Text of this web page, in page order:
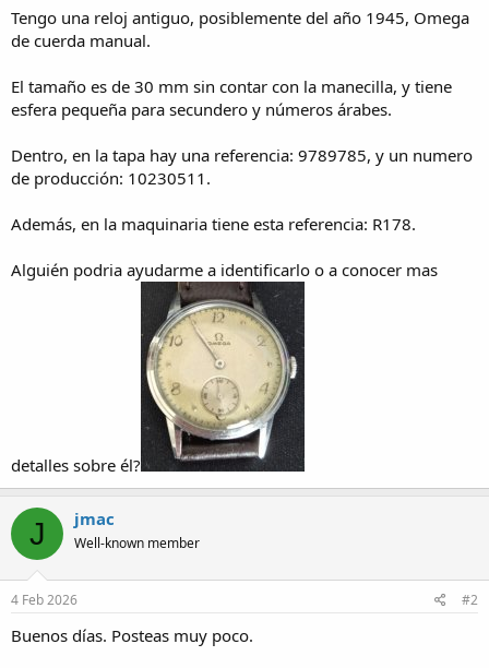
Tengo una reloj antiguo, posiblemente del año 1945, Omega
de cuerda manual.
El tamaño es de 30 mm sin contar con la manecilla, y tiene
esfera pequeña para secundero y números árabes.
Dentro, en la tapa hay una referencia: 9789785, y un numero
de producción: 10230511.
Además, en la maquinaria tiene esta referencia: R178.
Alguién podria ayudarme a identificarlo o a conocer mas
detalles sobre él?
J jmac
Well-known member
4 Feb 2026 #2
Buenos días. Posteas muy poco.